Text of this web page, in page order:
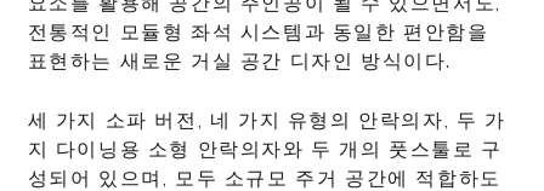
전통적인 모듈형 좌석 시스템과 동일한 편안함을
표현하는 새로운 거실 공간 디자인 방식이다.
세 가지 소파 버전, 네 가지 유형의 안락의자, 두 가
지 다이닝용 소형 안락의자와 두 개의 풋스툴로 구
성되어 있으며, 모두 소규모 주거 공간에 적합하도